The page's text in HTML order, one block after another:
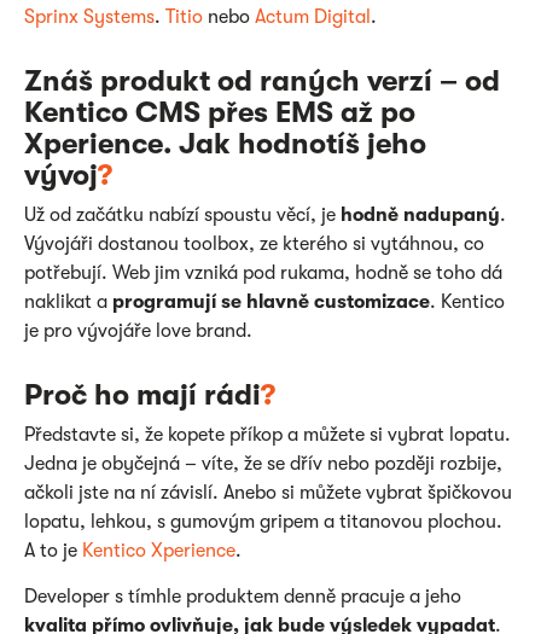
Sprinx Systems. Titio nebo Actum Digital .
Znáš produkt od raných verzí – od
Kentico CMS přes EMS až po
Xperience. Jak hodnotíš jeho
vývoj?
Už od začátku nabízí spoustu věcí, je hodně nadupaný.
Vývojáři dostanou toolbox, ze kterého si vytáhnou, co
potřebují. Web jim vzniká pod rukama, hodně se toho dá
naklikat a programují se hlavně customizace. Kentico
je pro vývojáře love brand.
Proč ho mají rádi?
Představte si, že kopete příkop a můžete si vybrat lopatu.
Jedna je obyčejná – víte, že se dřív nebo později rozbije,
ačkoli jste na ní závislí. Anebo si můžete vybrat špičkovou
lopatu, lehkou, s gumovým gripem a titanovou plochou.
A to je Kentico Xperience.
Developer s tímhle produktem denně pracuje a jeho
kvalita přímo ovlivňuje, jak bude výsledek vypadat.